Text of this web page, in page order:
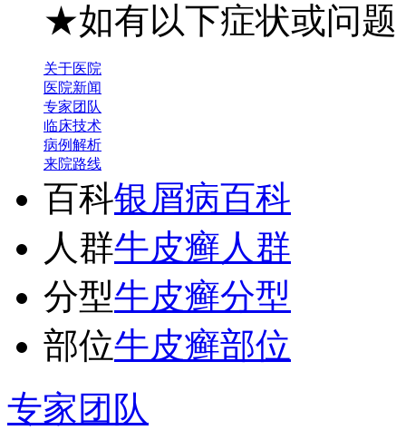
★如有以下症状或问
关于医院
医院新闻
专家团队
临床技术
病例解析
来院路线
百科银屑病百科
人群牛皮癣人群
分型牛皮癣分型
部位牛皮癣部位
专家团队
王宝旗 副主任医